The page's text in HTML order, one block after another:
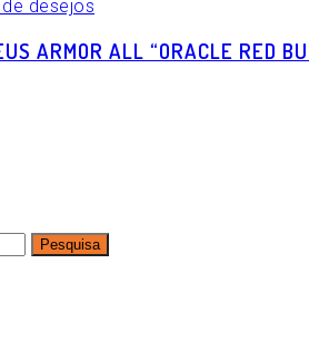
desejos
ARMOR ALL “ORACLE RED
Pesquisa